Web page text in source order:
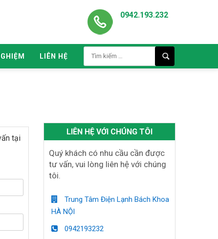
0942.193.232
LIÊN HỆ
tại
LIÊN HỆ VỚI CHÚNG TÔI
Quý khách có nhu cầu cần được
tư vấn, vui lòng liên hệ với chúng
tôi.
Trung Tâm Điện Lạnh Bách Khoa
HÀ NỘI
0942193232